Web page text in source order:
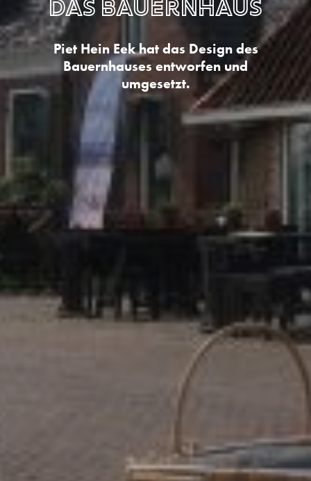
Das Bauernhaus
Piet Hein Eek hat das Design des
Bauernhauses entworfen und
umgesetzt.